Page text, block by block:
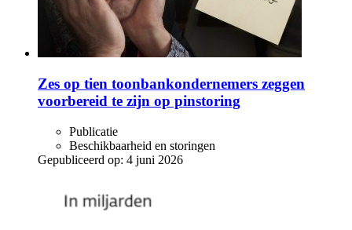
Zes op tien toonbankondernemers zeggen
voorbereid te zijn op pinstoring
Publicatie
Beschikbaarheid en storingen
Gepubliceerd op: 4 juni 2026